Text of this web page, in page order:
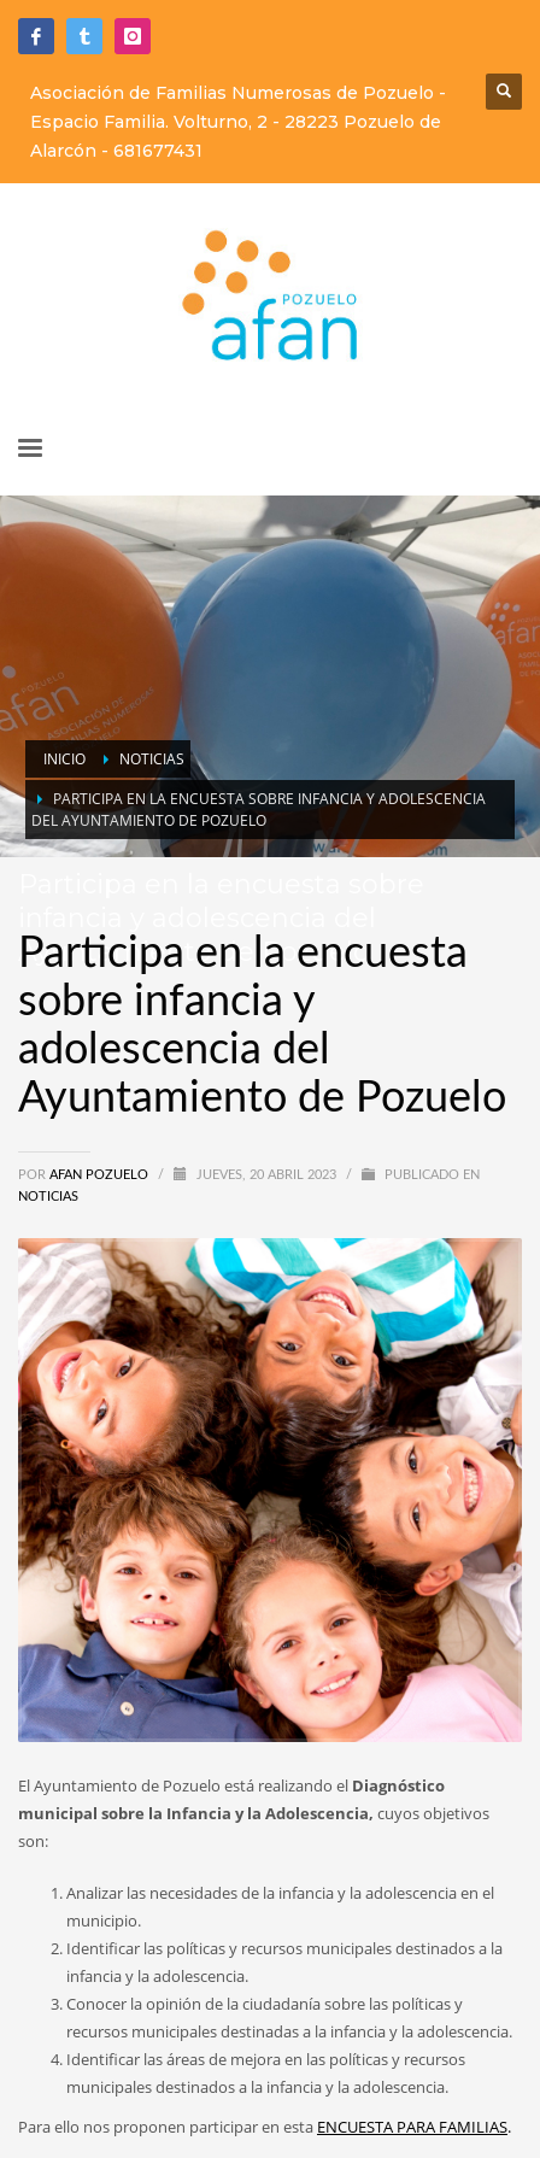
Asociación de Familias Numerosas de Pozuelo -
Espacio Familia. Volturno, 2 - 28223 Pozuelo de
Alarcón - 681677431
INICIO
NOTICIAS
PARTICIPA EN LA ENCUESTA SOBRE INFANCIA Y ADOLESCENCIA
DEL AYUNTAMIENTO DE POZUELO
Ayuntamiento de Pozuelo
Participa en la encuesta
sobre infancia y
adolescencia del
Ayuntamiento de Pozuelo
POR AFAN POZUELO / JUEVES, 20 ABRIL 2023 /
PUBLICADO EN
NOTICIAS
El Ayuntamiento de Pozuelo está realizando el Diagnóstico
municipal sobre la Infancia y la Adolescencia, cuyos objetivos
son:
Analizar las necesidades de la infancia y la adolescencia en el
municipio.
Identificar las políticas y recursos municipales destinados a la
infancia y la adolescencia.
Conocer la opinión de la ciudadanía sobre las políticas y
recursos municipales destinadas a la infancia y la adolescencia.
Identificar las áreas de mejora en las políticas y recursos
municipales destinados a la infancia y la adolescencia.
Para ello nos proponen participar en esta ENCUESTA PARA FAMILIAS.